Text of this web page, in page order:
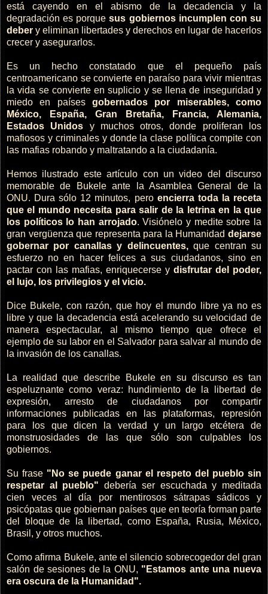
está cayendo en el abismo de la decadencia y la
degradación es porque sus gobiernos incumplen con su
deber y eliminan libertades y derechos en lugar de hacerlos
crecer y asegurarlos.
Es un hecho constatado que el pequeño país
centroamericano se convierte en paraíso para vivir mientras
la vida se convierte en suplicio y se llena de inseguridad y
miedo en paísesgobernados por miserables, como
México, España, Gran Bretaña, Francia, Alemania,
Estados Unidos y muchos otros, donde proliferan los
mafiosos y criminales y donde la clase política compite con
las mafias robando y maltratando a la ciudadanía.
Hemos ilustrado este artículo con un video del discurso
memorable de Bukele ante la Asamblea General de la
ONU. Dura sólo 12 minutos, peroencierra toda la receta
que el mundo necesita para salir de la letrina en la que
los políticos lo han arrojado. Visiónelo y medite sobre la
gran vergüenza que representa para la Humanidad dejarse
gobernar por canallas y delincuentes,que centran su
esfuerzo no en hacer felices a sus ciudadanos, sino en
pactar con las mafias, enriquecerse y disfrutar del poder,
el lujo, los privilegios y el vicio.
Dice Bukele, con razón, que hoy el mundo libre ya no es
libre y que la decadencia está acelerando su velocidad de
manera espectacular, al mismo tiempo que ofrece el
ejemplo de su labor en el Salvador para salvar al mundo de
la invasión de los canallas.
La realidad que describe Bukele en su discurso es tan
espeluznante como veraz: hundimiento de la libertad de
expresión, arresto de ciudadanos por compartir
informaciones publicadas en las plataformas, represión
para los que dicen la verdad y un largo etcétera de
monstruosidades de las que sólo son culpables los
gobiernos.
Su frase "No se puede ganar el respeto del pueblo sin
respetar al pueblo" debería ser escuchada y meditada
cien veces al día por mentirosos sátrapas sádicos y
psicópatas que gobiernan países que en teoría forman parte
del bloque de la libertad, como España, Rusia, México,
Brasil, y otros muchos.
Como afirma Bukele, ante el silencio sobrecogedor del gran
salón de sesiones de la ONU, "Estamos ante una nueva
era oscura de la Humanidad".